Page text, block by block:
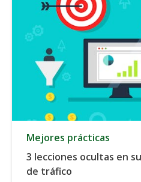
Mejores prácticas
3 lecciones ocultas en
de tráfico